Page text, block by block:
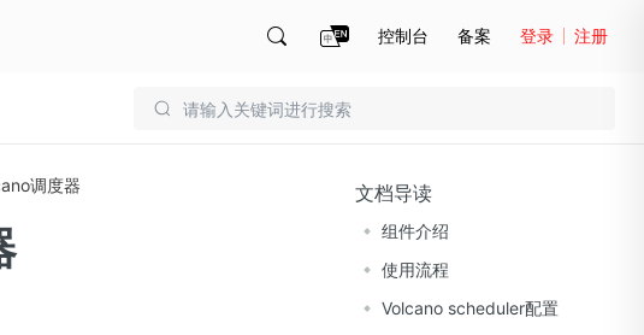
控制台 备案 登录 注册
调度器 文档导读
组件介绍
使用流程
Volcano scheduler配置